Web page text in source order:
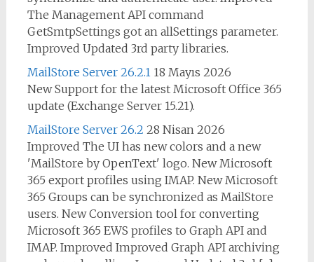
The Management API command
GetSmtpSettings got an allSettings parameter.
Improved Updated 3rd party libraries.
MailStore Server 26.2.1 18 Mayıs 2026
New Support for the latest Microsoft Office 365
update (Exchange Server 15.21).
MailStore Server 26.2 28 Nisan 2026
Improved The UI has new colors and a new
'MailStore by OpenText' logo. New Microsoft
365 export profiles using IMAP. New Microsoft
365 Groups can be synchronized as MailStore
users. New Conversion tool for converting
Microsoft 365 EWS profiles to Graph API and
IMAP. Improved Improved Graph API archiving